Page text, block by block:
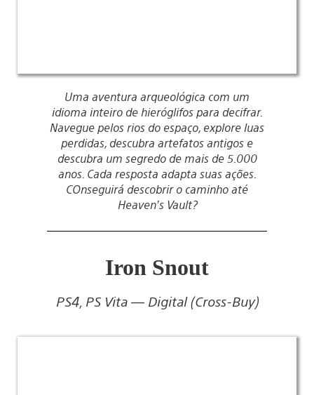
Uma aventura arqueológica com um
idioma inteiro de hieróglifos para decifrar.
Navegue pelos rios do espaço, explore luas
perdidas, descubra artefatos antigos e
descubra um segredo de mais de 5.000
anos. Cada resposta adapta suas ações.
COnseguirá descobrir o caminho até
Heaven’s Vault?
Iron Snout
PS4, PS Vita — Digital (Cross-Buy)